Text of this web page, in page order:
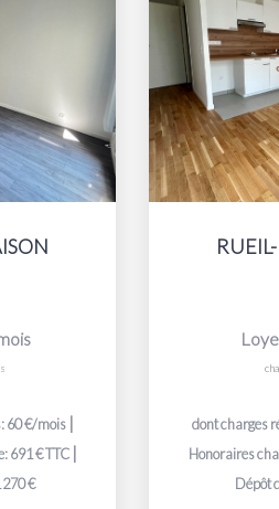
60 €/mois |
691 € TTC |
€
dont charges
Honoraires
Dépôt